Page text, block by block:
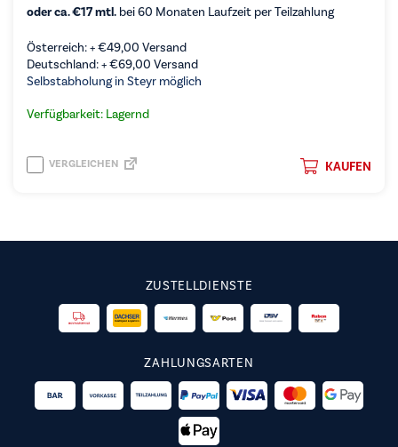
oder ca. €17 mtl. bei 60 Monaten Laufzeit per Teilzahlung
Österreich: +€49,00 Versand
Deutschland: +€69,00 Versand
Selbstabholung in Steyr möglich
Verfügbarkeit: Lagernd
KAUFEN
VERGLEICHEN
ZUSTELLDIENSTE
ZAHLUNGSARTEN